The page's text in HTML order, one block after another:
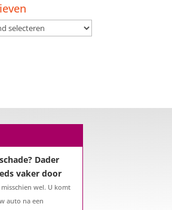
na uw
zijn zeker
u 57 jaar of ouder
Dader
vaker door
wel. U komt
auto na een